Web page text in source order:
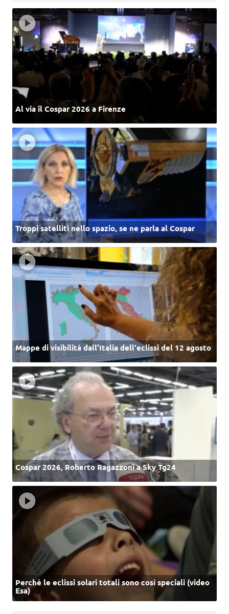
Al via il Cospar 2026 a Firenze
Troppi satelliti nello spazio, se ne parla al Cospar
Mappe di visibilità dall’Italia dell'eclissi del 12 agosto
Cospar 2026, Roberto Ragazzoni a Sky Tg24
Perché le eclissi solari totali sono così speciali (video
Esa)